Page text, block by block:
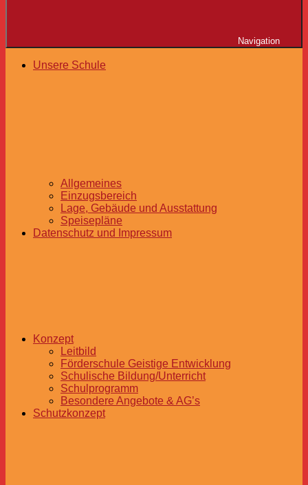
Navigation
Unsere Schule
Allgemeines
Einzugsbereich
Lage, Gebäude und Ausstattung
Speisepläne
Datenschutz und Impressum
Konzept
Leitbild
Förderschule Geistige Entwicklung
Schulische Bildung/Unterricht
Schulprogramm
Besondere Angebote & AG’s
Schutzkonzept